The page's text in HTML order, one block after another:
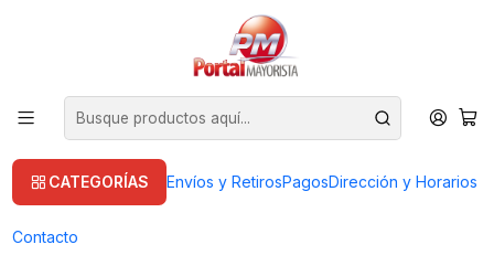
CATEGORÍAS Envíos y RetirosPagosDirección y Horarios
Contacto